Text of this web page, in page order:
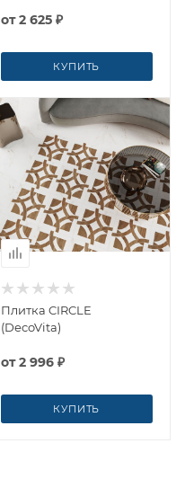
от2 625 ₽
КУПИТЬ
Плитка CIRCLE
(DecoVita)
от2 996 ₽
КУПИТЬ